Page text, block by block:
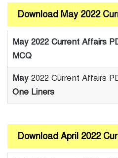
Download May 2022
May 2022 Current Affairs
MCQ
May 2022 Current Affairs
One Liners
Download April 2022